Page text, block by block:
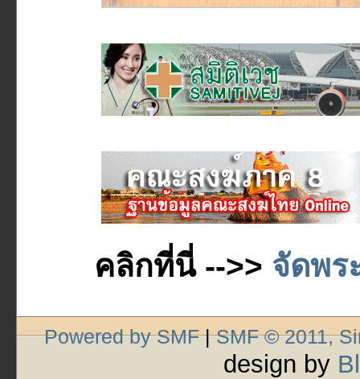
คลิกที่นี่ -->> จัดพร
Powered by SMF|SMF © 2011,
design by